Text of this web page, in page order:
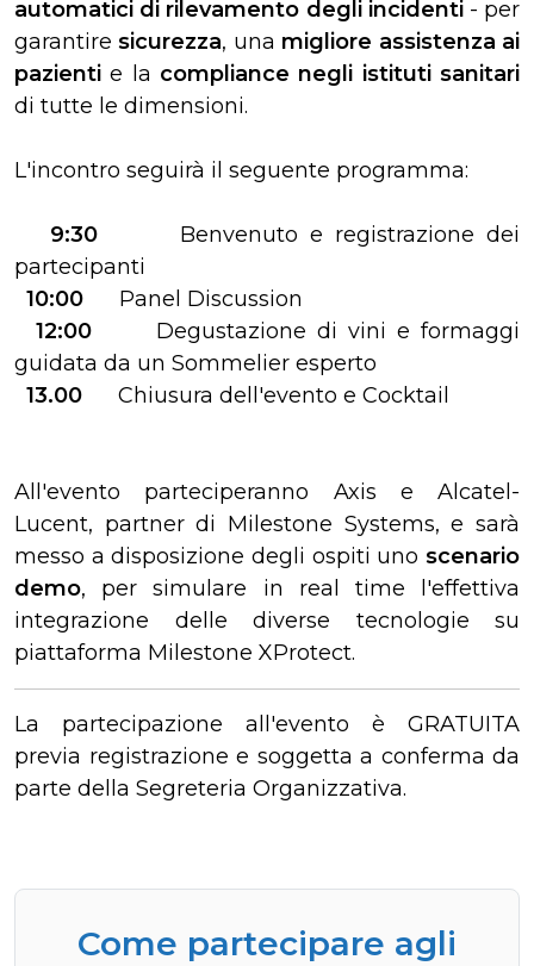
automatici di rilevamento degli incidenti- per
garantiresicurezza, una migliore assistenza ai
pazienti e la compliance negli istituti sanitari
di tutte le dimensioni.
L'incontro seguirà il seguente programma:
9:30Benvenuto e registrazione dei
partecipanti
10:00 Panel Discussion
12:00 Degustazione di vini e formaggi
guidata da un Sommelier esperto
13.00 Chiusura dell'evento e Cocktail
All'evento parteciperanno Axis e Alcatel-
Lucent, partner di Milestone Systems, e sarà
messo a disposizione degli ospiti uno scenario
demo, per simulare in real time l'effettiva
integrazione delle diverse tecnologie su
piattaforma Milestone XProtect.
La partecipazione all'evento è GRATUITA
previa registrazione e soggetta a conferma da
parte della Segreteria Organizzativa.
Come partecipare agli